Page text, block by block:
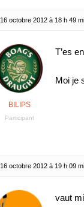
16 octobre 2012 à 18 h 49
BILIPS
Participant
T’es
Moi je
16 octobre 2012 à 19 h 09
vaut